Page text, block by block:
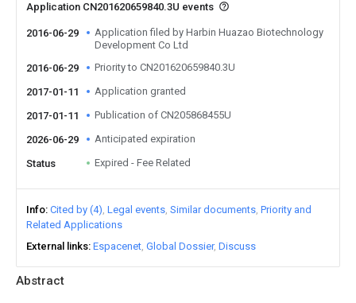
Abstract
Application CN201620659840.3U events
2016-06-29
Application filed by Harbin Huazao Biotechnology
Development Co Ltd
2016-06-29
Priority to CN201620659840.3U
2017-01-11 Application granted
2017-01-11 Publication of CN205868455U
2026-06-29 Anticipated expiration
Status Expired - Fee Related
Info Cited by (4) Legal events Similar documents Priority and
Related Applications
External links Espacenet Global Dossier Discuss